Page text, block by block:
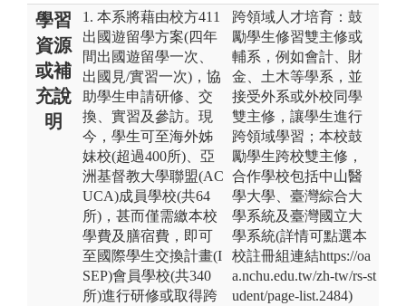
學習
資源
或補
充說
明
1. 本系將藉由校方411
出國遊留學方案(四年
間出國遊留學一次、
出國見/實習一次)，協
助學生申請研修、交
換、實習及參訪。現
今，學生可至海外姊
妹校(超過400所)、亞
洲基督教大學聯盟(AC
UCA)成員學校(共64
所)，甚而僅需繳本校
學費及膳宿費，即可
至國際學生交換計畫(I
SEP)會員學校(共340
所)進行研修或取得跨
跨領域人才培育：鼓
勵學生修習雙主修或
輔系，例如會計、財
金、土木等學系，並
接受外系或外校同學
雙主修，讓學生進行
跨領域學習；本校鼓
勵學生跨校雙主修，
合作學校包括中山醫
學大學、臺灣綜合大
學系統及臺灣國立大
學系統(詳情可點選本
校註冊組連結https://oa
a.nchu.edu.tw/zh-tw/rs-st
udent/page-list.2484)